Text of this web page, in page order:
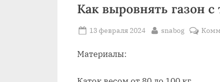
Как выровнять газон с
Posted
13 февраля 2024 By
snabog
Материалы: